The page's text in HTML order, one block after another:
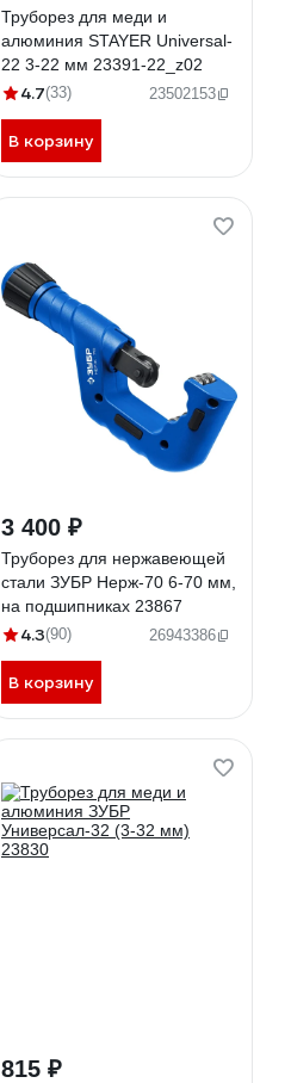
Труборез для меди и
алюминия STAYER Universal-
22 3-22 мм 23391-22_z02
4.7(33) 23502153
В корзину
3 400 ₽
Труборез для нержавеющей
стали ЗУБР Нерж-70 6-70 мм,
на подшипниках 23867
4.3(90) 26943386
В корзину
815 ₽